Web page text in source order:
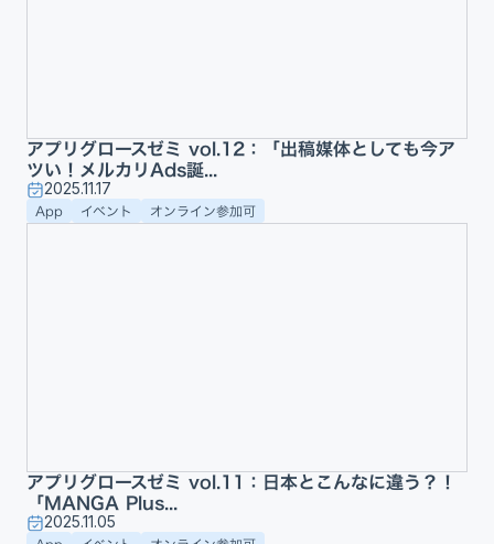
アプリグロースゼミ vol.12：「出稿媒体としても今ア
ツい！メルカリAds誕...
2025.11.17
App イベント オンライン参加可
アプリグロースゼミ vol.11：日本とこんなに違う？！
「MANGA Plus...
2025.11.05